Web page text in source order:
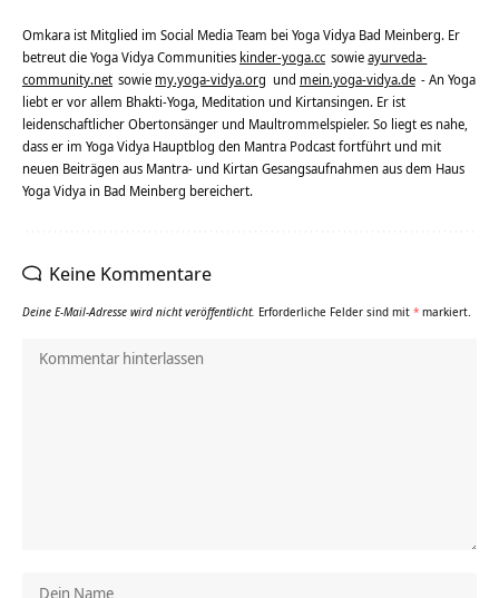
Omkara ist Mitglied im Social Media Team bei Yoga Vidya Bad Meinberg. Er
betreut die Yoga Vidya Communities kinder-yoga.cc sowieayurveda-
community.net sowie my.yoga-vidya.org und mein.yoga-vidya.de - An Yoga
liebt er vor allem Bhakti-Yoga, Meditation und Kirtansingen. Er ist
leidenschaftlicher Obertonsänger und Maultrommelspieler. So liegt es nahe,
dass er im Yoga Vidya Hauptblog den Mantra Podcast fortführt und mit
neuen Beiträgen aus Mantra- und Kirtan Gesangsaufnahmen aus dem Haus
Yoga Vidya in Bad Meinberg bereichert.
Keine Kommentare
Deine E-Mail-Adresse wird nicht veröffentlicht. Erforderliche Felder sind mit * markiert.